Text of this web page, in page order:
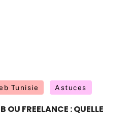
Tunisie Astuces
OU FREELANCE : QUELLE